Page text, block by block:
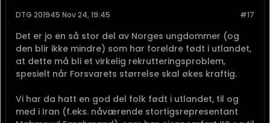
#17
DTG 201945 Nov 24, 19:45
Det er jo en så stor del av Norges ungdommer (og
den blir ikke mindre) som har foreldre født i utlandet,
at dette må bli et virkelig rekrutteringsproblem,
spesielt når Forsvarets størrelse skal økes kraftig.
Vi har da hatt en god del folk født i utlandet, til og
med i Iran (f.eks. nåværende stortigsrepresentant